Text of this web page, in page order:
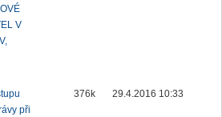
V
při
376k 29.4.2016 10:33